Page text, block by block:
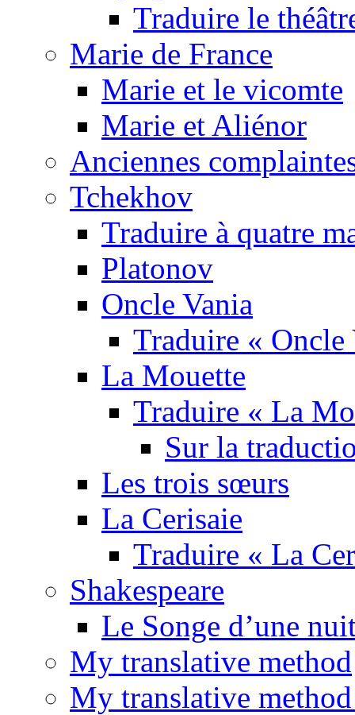
Traduire le
Marie de France
Marie et le vicomte
Marie et Aliénor
Anciennes
Tchekhov
Traduire à quatre
Platonov
Oncle Vania
Traduire « Oncle
La Mouette
Traduire « La
Sur la
Les trois sœurs
La Cerisaie
Traduire « La
Shakespeare
Le Songe d’une
My translative method
My translative